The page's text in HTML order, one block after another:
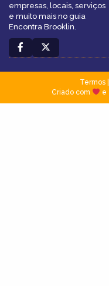
empresas, locais, serviços
e muito mais no guia
Encontra Brooklin.
Termos|
Criado com
e